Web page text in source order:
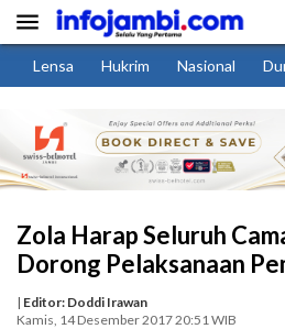

Lensa Hukrim Nasional
Zola Harap Seluruh
Dorong Pelaksanaan
| Editor: Doddi Irawan
Kamis, 14 Desember 2017 20:51 WIB